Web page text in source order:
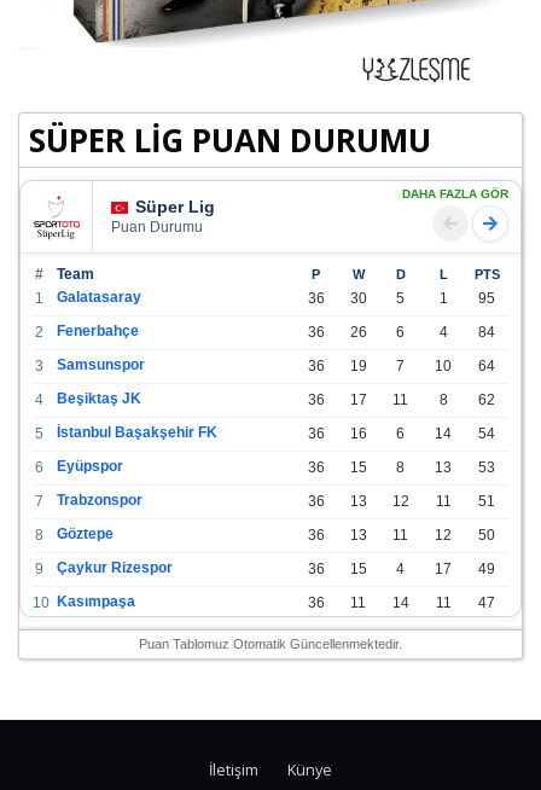
SÜPER LİG PUAN DURUMU
Süper Lig
Puan Durumu
DAHA FAZLA GÖR
# Team P W D L PTS
1 Galatasaray 36 30 5 1
95
2
Fenerbahçe 36 26 6 4
84
3
Samsunspor 36 19 7 10
64
4
Beşiktaş JK 36 17 11 8
62
5
İstanbul Başakşehir FK 36 16 6 14
54
6
Eyüpspor 36 15 8 13
53
7
Trabzonspor 36 13 12 11
51
8
Göztepe 36 13 11 12
50
9
Çaykur Rizespor 36 15 4 17
49
10 Kasımpaşa 36 11 14 11
47
11 Konyaspor 36 13 7 16
46
36
Puan Tablomuz Otomatik Güncellenmektedir.
İletişim Künye